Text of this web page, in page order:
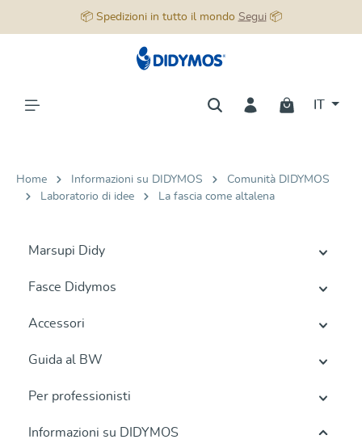
📦 Spedizioni in tutto il mondo Segui📦
Home Informazioni su DIDYMOS
Comunità DIDYMOS
Laboratorio di idee
La fascia come altalena
Marsupi Didy
Fasce Didymos
Accessori
Guida al BW
Per professionisti
Informazioni su DIDYMOS